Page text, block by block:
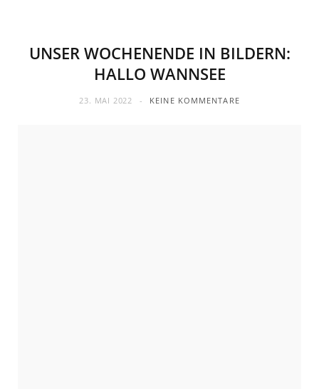
UNSER WOCHENENDE IN BILDERN:
HALLO WANNSEE
23. MAI 2022 KEINE KOMMENTARE